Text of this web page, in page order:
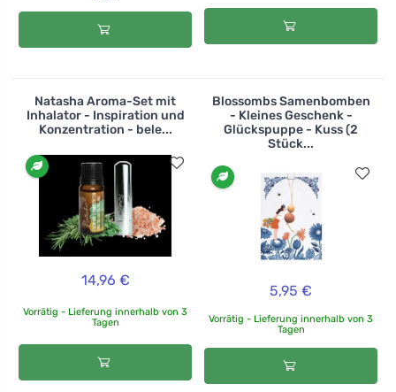
Natasha Aroma-Set mit
Inhalator - Inspiration und
Konzentration - bele...
14,96 €
Vorrätig - Lieferung innerhalb von 3
Tagen
Blossombs Samenbomben
- Kleines Geschenk -
Glückspuppe - Kuss (2
Stück...
5,95 €
Vorrätig - Lieferung innerhalb von 3
Tagen